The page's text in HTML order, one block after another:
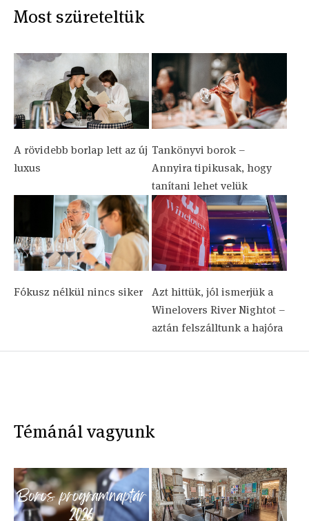
Most szüreteltük
A rövidebb borlap lett az új
luxus
Tankönyvi borok –
Annyira tipikusak, hogy
tanítani lehet velük
Fókusz nélkül nincs siker
Azt hittük, jól ismerjük a
Winelovers River Nightot –
aztán felszálltunk a hajóra
Témánál vagyunk